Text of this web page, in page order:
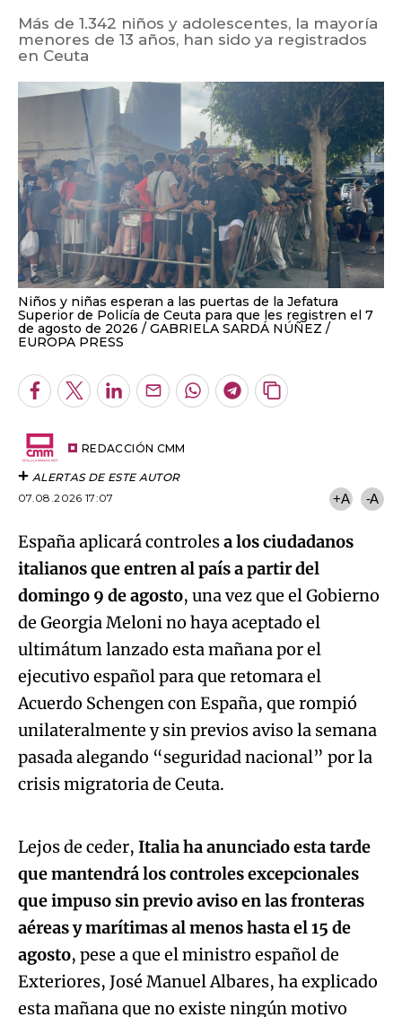
Más de 1.342 niños y adolescentes, la mayoría
menores de 13 años, han sido ya registrados
en Ceuta
Niños y niñas esperan a las puertas de la Jefatura
Superior de Policía de Ceuta para que les registren el 7
de agosto de 2026
GABRIELA SARDÁ NÚÑEZ /
EUROPA PRESS
Facebook
TwitterLinkedInEnviarWhatsapp
Telegram
Copiar
REDACCIÓN CMM
ALERTAS DE ESTE AUTOR
07.08.2026 17:07
+A -A
España aplicará controlesa los ciudadanos
italianos que entren al país a partir del
domingo 9 de agosto, una vez que el Gobierno
de Georgia Meloni no haya aceptado el
ultimátum lanzado esta mañana por el
ejecutivo español para que retomara el
Acuerdo Schengen con España, que rompió
unilateralmente y sin previos aviso la semana
pasada alegando “seguridad nacional” por la
crisis migratoria de Ceuta.
Algo salió mal.
An error occurred, please try again later.
Try again
Lejos de ceder, Italia ha anunciado esta tarde
que mantendrá los controles excepcionales
que impuso sin previo aviso en las fronteras
aéreas y marítimas al menos hasta el 15 de
agosto, pese a que el ministro español de
Exteriores, José Manuel Albares, ha explicado
esta mañana que no existe ningún motivo